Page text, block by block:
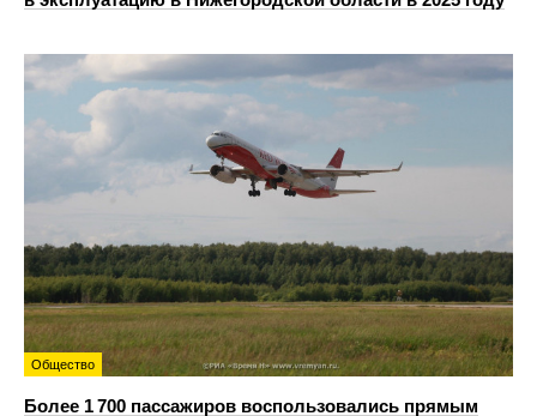
Общество
Более 1 700 пассажиров воспользовались прямым